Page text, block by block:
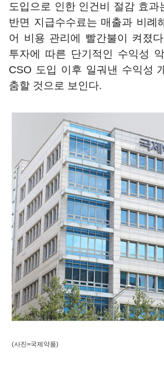
도입으로 인한 인건비 절감 효과
반면 지급수수료는 매출과 비례
어 비용 관리에 빨간불이 켜졌
투자에 따른 단기적인 수익성
CSO 도입 이후 일궈낸 수익성
춤할 것으로 보인다.
(사진=국제약품)